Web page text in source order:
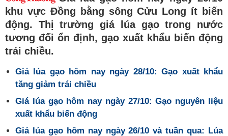
khu vực Đồng bằng sông Cửu Long ít biến
động. Thị trường giá lúa gạo trong nước
tương đối ổn định, gạo xuất khẩu biến động
trái chiều.
Giá lúa gạo hôm nay ngày 28/10: Gạo xuất khẩu
tăng giảm trái chiều
Giá lúa gạo hôm nay ngày 27/10: Gạo nguyên liệu
xuất khẩu biến động
Giá lúa gạo hôm nay ngày 26/10 và tuần qua: Lúa